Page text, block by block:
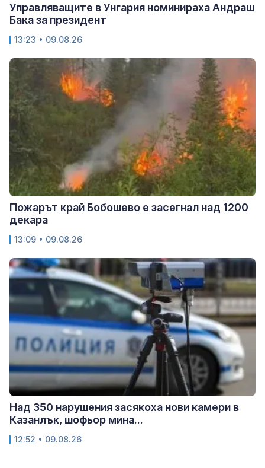
Управляващите в Унгария номинираха Андраш
Бака за президент
13:23 • 09.08.26
Пожарът край Бобошево е засегнал над 1200
декара
13:09 • 09.08.26
Над 350 нарушения засякоха нови камери в
Казанлък, шофьор мина...
12:52 • 09.08.26